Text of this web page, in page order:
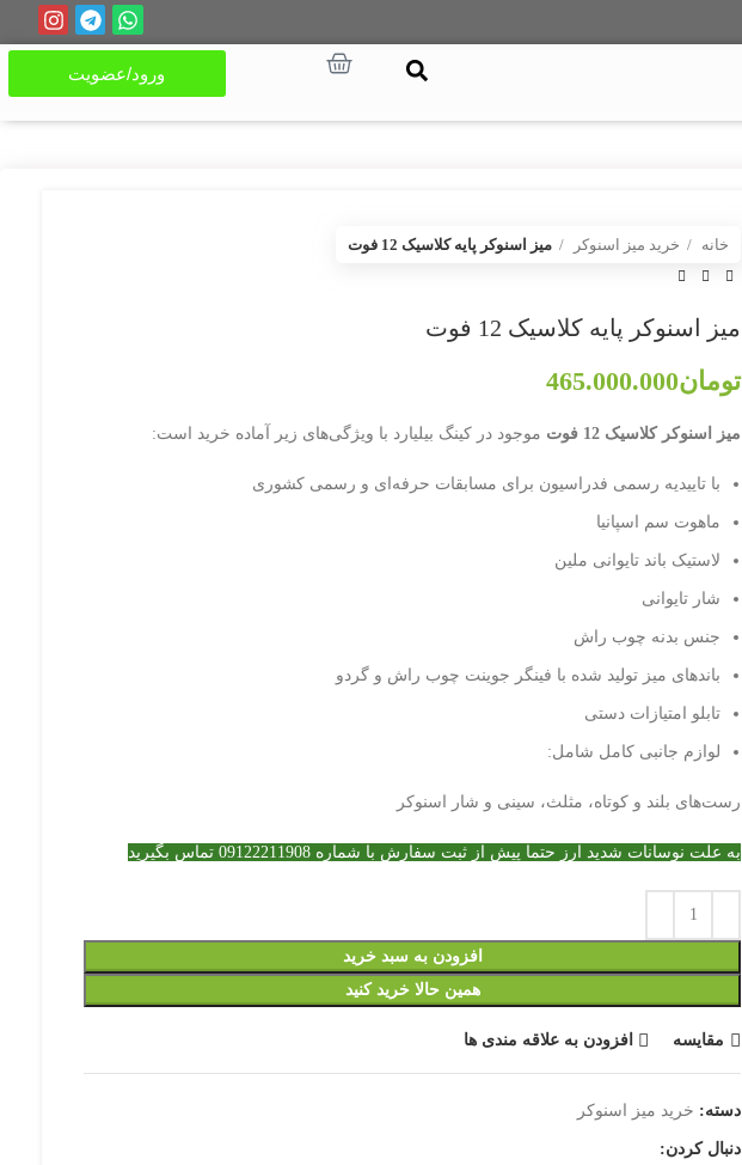
ورود/عضویت
خانه خرید میز اسنوکر میز اسنوکر پایه کلاسیک 12 فوت
میز اسنوکر پایه کلاسیک 12 فوت
تومان465.000.000
میز اسنوکر کلاسیک 12 فوت موجود در کینگ بیلیارد با ویژگی‌های زیر آماده خرید است:
با تاییدیه رسمی فدراسیون برای مسابقات حرفه‌ای و رسمی کشوری
ماهوت سم اسپانیا
لاستیک باند تایوانی ملین
شار تایوانی
جنس بدنه چوب راش
باندهای میز تولید شده با فینگر جوینت چوب راش و گردو
تابلو امتیازات دستی
لوازم جانبی کامل شامل:
رست‌های بلند و کوتاه، مثلث، سینی و شار اسنوکر
به علت نوسانات شدید ارز حتما پیش از ثبت سفارش با شماره 09122211908 تماس بگیرید
افزودن به سبد خرید
همین حالا خرید کنید
مقایسه افزودن به علاقه مندی ها
دسته: خرید میز اسنوکر
دنبال کردن: